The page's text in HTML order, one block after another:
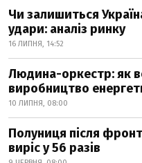
Чи залишиться
удари: аналіз ринку
16 ЛИПНЯ, 14:52
Людина-оркестр: як
виробництво
10 ЛИПНЯ, 08:00
Полуниця після
виріс у 56 разів